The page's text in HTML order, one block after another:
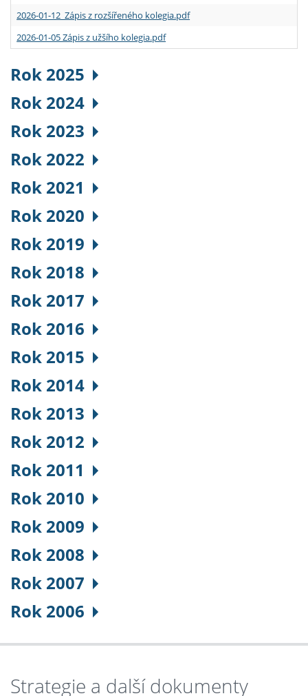
2026-01-12 Zápis z rozšířeného kolegia.pdf
2026-01-05 Zápis z užšího kolegia.pdf
Rok 2025
Rok 2024
Rok 2023
Rok 2022
Rok 2021
Rok 2020
Rok 2019
Rok 2018
Rok 2017
Rok 2016
Rok 2015
Rok 2014
Rok 2013
Rok 2012
Rok 2011
Rok 2010
Rok 2009
Rok 2008
Rok 2007
Rok 2006
Strategie a další dokumenty